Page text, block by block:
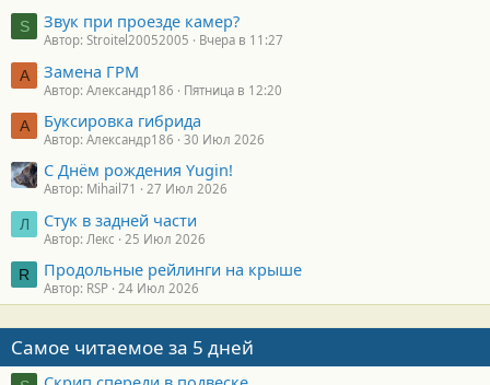
S Звук при проезде камер?
Автор: Stroitel20052005 Вчера в 11:27
А Замена ГРМ
Автор: Александр186 Пятница в 12:20
А Буксировка гибрида
Автор: Александр186 30 Июл 2026
С Днём рождения Yugin!
Автор: Mihail71 27 Июл 2026
Л Стук в задней части
Автор: Лекс 25 Июл 2026
R Продольные рейлинги на крыше
Автор: RSP 24 Июл 2026
Самое читаемое за 5 дней